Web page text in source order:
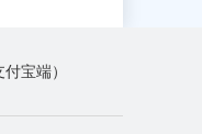
宝端）